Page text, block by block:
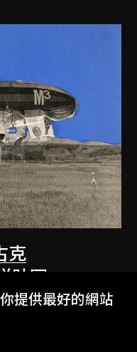
克
貼圖
提供最好的網站